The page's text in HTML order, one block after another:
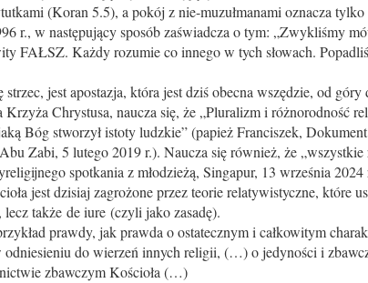
(Koran 5.5), a pokój z nie-muzułmanami oznacza tylko
r., w następujący sposób zaświadcza o tym: „Zwykliśmy
FAŁSZ. Każdy rozumie co innego w tych słowach.
jest apostazja, która jest dziś obecna wszędzie, od góry
Chrystusa, naucza się, że „Pluralizm i różnorodność
Bóg stworzył istoty ludzkie” (papież Franciszek,
Zabi, 5 lutego 2019 r.). Naucza się również, że „wszystkie
spotkania z młodzieżą, Singapur, 13 września 2024
jest dzisiaj zagrożone przez teorie relatywistyczne, które
także de iure (czyli jako zasadę).
prawdy, jak prawda o ostatecznym i całkowitym
odniesieniu do wierzeń innych religii, (…) o jedyności i
zbawczym Kościoła (…)